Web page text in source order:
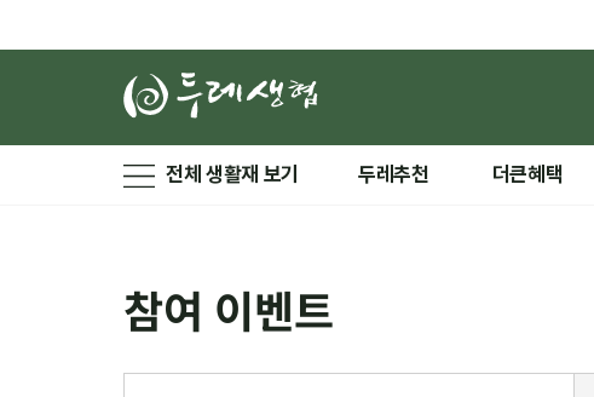
전체 생활재 보기 두레추천 더큰혜택
참여 이벤트